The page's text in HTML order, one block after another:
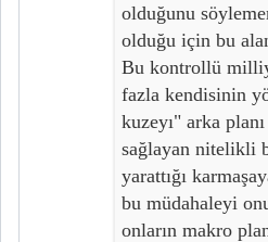
olduğunu
olduğu için bu
Bu kontrollü
fazla kendisinin
kuzeyı" arka
sağlayan nitelikli
yarattığı
bu müdahaleyi
onların makro